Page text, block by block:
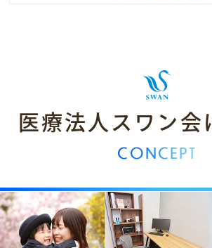
医療法人スワン会
CONCEPT